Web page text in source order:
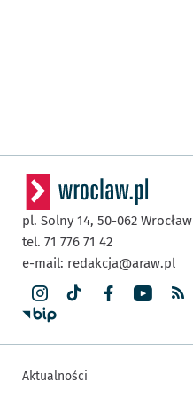
pl. Solny 14, 50-062 Wrocław
tel. 71 776 71 42
e-mail: redakcja@araw.pl
Aktualności